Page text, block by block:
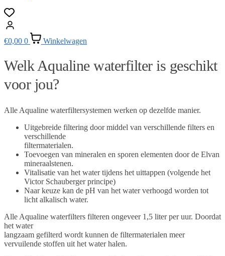
€0,00 0 Winkelwagen
Welk Aqualine waterfilter is geschikt
voor jou?
Alle Aqualine waterfiltersystemen werken op dezelfde manier.
Uitgebreide filtering door middel van verschillende filters en
verschillende
filtermaterialen.
Toevoegen van mineralen en sporen elementen door de Elvan
mineraalstenen.
Vitalisatie van het water tijdens het uittappen (volgende het
Victor Schauberger principe)
Naar keuze kan de pH van het water verhoogd worden tot
licht alkalisch water.
Alle Aqualine waterfilters filteren ongeveer 1,5 liter per uur. Doordat
het water
langzaam gefilterd wordt kunnen de filtermaterialen meer
vervuilende stoffen uit het water halen.